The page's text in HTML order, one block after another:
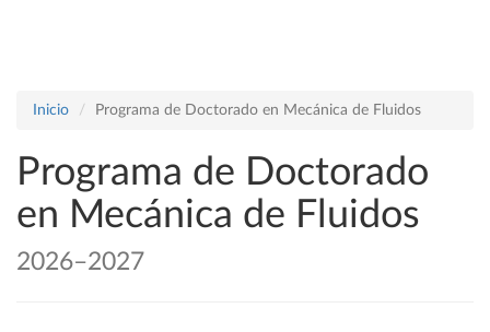
Inicio Programa de Doctorado en Mecánica de Fluidos
Programa de Doctorado
en Mecánica de Fluidos
2026–2027